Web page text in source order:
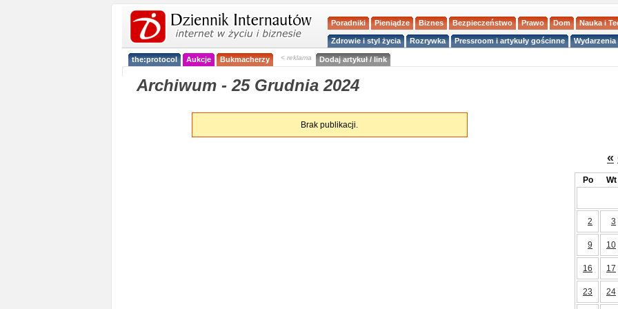
Poradniki Pieniądze Biznes Bezpieczeństwo Prawo Dom Nauka i
Zdrowie i styl życia Rozrywka Pressroom i artykuły gościnne
the:protocol Aukcje Bukmacherzy < reklama Dodaj artykuł / link
Archiwum - 25 Grudnia 2024
Brak publikacji.
«
Po Wt
2 3
9 10
16 17
23 24